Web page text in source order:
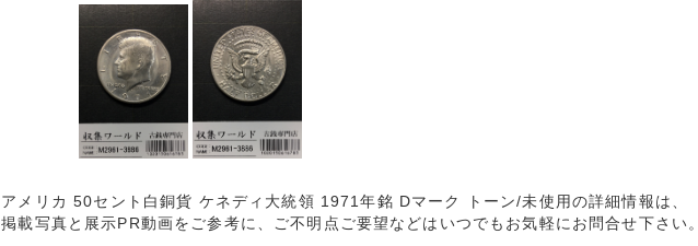
アメリカ 50セント白銅貨 ケネディ大統領 1971年銘 Dマーク トーン/未使用の詳細情報は、
掲載写真と展示PR動画をご参考に、ご不明点ご要望などはいつでもお気軽にお問合せ下さい。